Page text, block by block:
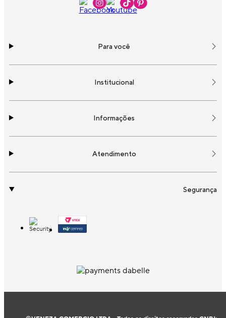
Para você
Institucional
Informações
Atendimento
Segurança